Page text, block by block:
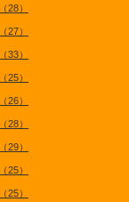
28）
27）
33）
25）
26）
28）
29）
25）
25）